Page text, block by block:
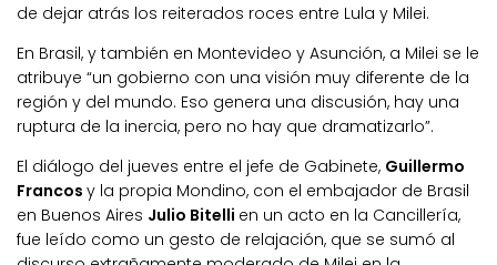
de dejar atrás los reiterados roces entre Lula y Milei.
En Brasil, y también en Montevideo y Asunción, a Milei se le
atribuye “un gobierno con una visión muy diferente de la
región y del mundo. Eso genera una discusión, hay una
ruptura de la inercia, pero no hay que dramatizarlo”.
El diálogo del jueves entre el jefe de Gabinete, Guillermo
Francos y la propia Mondino, con el embajador de Brasil
en Buenos Aires Julio Bitelli en un acto en la Cancillería,
fue leído como un gesto de relajación, que se sumó al